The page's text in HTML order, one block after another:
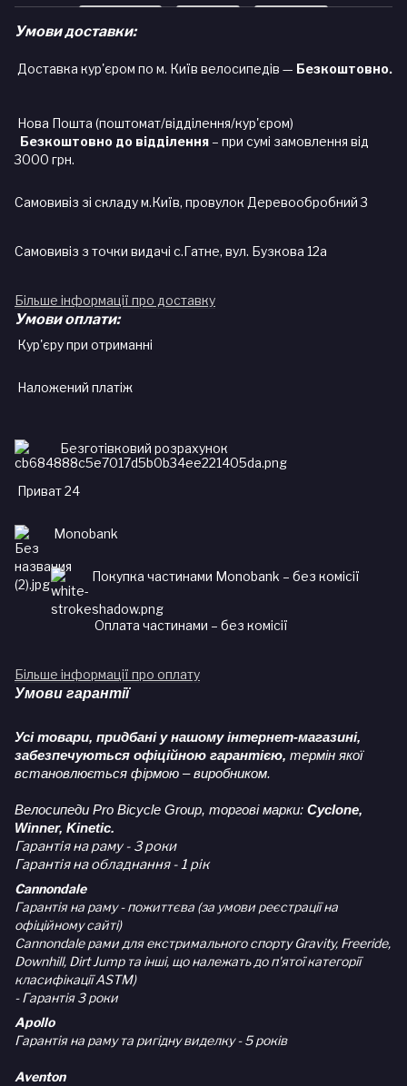
Умови доставки:
Доставка кур'єром по м. Київ велосипедів — Безкоштовно.
Нова Пошта (поштомат/відділення/кур'єром)
Безкоштовно до відділення – при сумі замовлення від
3000 грн.
Самовивіз зі складу м.Київ, провулок Деревообробний 3
Самовивіз з точки видачі с.Гатне, вул. Бузкова 12а
Більше інформації про доставку
Умови оплати:
Кур'єру при отриманні
Наложений платіж
Безготівковий розрахунок
Приват 24
Monobank
Покупка частинами Monobank – без комісії
Оплата частинами – без комісії
Більше інформації про оплату
Умови гарантії
Усі товари, придбані у нашому інтернет-магазині,
забезпечуються офіційною гарантією, термін якої
встановлюється фірмою – виробником.
Велосипеди Pro Bicycle Group, торгові марки: Cyclone,
Winner, Kinetic.
Гарантія на раму - 3 роки
Гарантія на обладнання - 1 рік
Cannondale
Гарантія на раму - пожиттєва (за умови реєстрації на
офіційному сайті)
Cannondale рами для екстримального спорту Gravity, Freeride,
Downhill, Dirt Jump та інші, що належать до п'ятої категорії
класифікації ASTM)
- Гарантія 3 роки
Apollo
Гарантія на раму та ригідну виделку - 5 років
Aventon